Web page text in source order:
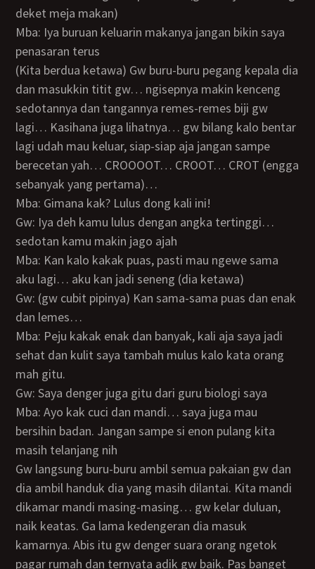
deket meja makan)
Mba: Iya buruan keluarin makanya jangan bikin saya
penasaran terus
(Kita berdua ketawa) Gw buru-buru pegang kepala dia
dan masukkin titit gw… ngisepnya makin kenceng
sedotannya dan tangannya remes-remes biji gw
lagi… Kasihana juga lihatnya… gw bilang kalo bentar
lagi udah mau keluar, siap-siap aja jangan sampe
berecetan yah… CROOOOT… CROOT… CROT (engga
sebanyak yang pertama)…
Mba: Gimana kak? Lulus dong kali ini!
Gw: Iya deh kamu lulus dengan angka tertinggi…
sedotan kamu makin jago ajah
Mba: Kan kalo kakak puas, pasti mau ngewe sama
aku lagi… aku kan jadi seneng (dia ketawa)
Gw: (gw cubit pipinya) Kan sama-sama puas dan enak
dan lemes…
Mba: Peju kakak enak dan banyak, kali aja saya jadi
sehat dan kulit saya tambah mulus kalo kata orang
mah gitu.
Gw: Saya denger juga gitu dari guru biologi saya
Mba: Ayo kak cuci dan mandi… saya juga mau
bersihin badan. Jangan sampe si enon pulang kita
masih telanjang nih
Gw langsung buru-buru ambil semua pakaian gw dan
dia ambil handuk dia yang masih dilantai. Kita mandi
dikamar mandi masing-masing… gw kelar duluan,
naik keatas. Ga lama kedengeran dia masuk
kamarnya. Abis itu gw denger suara orang ngetok
pagar rumah dan ternyata adik gw baik. Pas banget